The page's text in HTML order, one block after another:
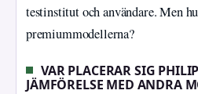
testinstitut och användare. Men
premiummodellerna?
VAR PLACERAR SIG
JÄMFÖRELSE MED ANDRA